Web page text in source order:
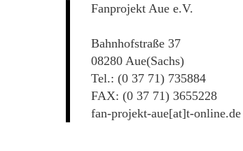
Fanprojekt Aue e.V.
Bahnhofstraße 37
08280 Aue(Sachs)
Tel.: (0 37 71) 735884
FAX: (0 37 71) 3655228
fan-projekt-aue[at]t-online.de